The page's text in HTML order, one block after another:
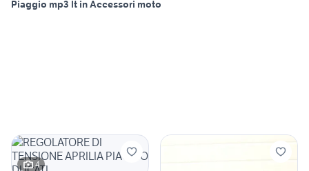
Piaggio mp3 lt in Accessori moto
4